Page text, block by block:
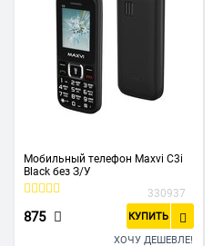
Мобильный телефон Maxvi C3i
Black без З/У
330937
875 КУПИТЬ
ХОЧУ ДЕШЕВЛЕ!